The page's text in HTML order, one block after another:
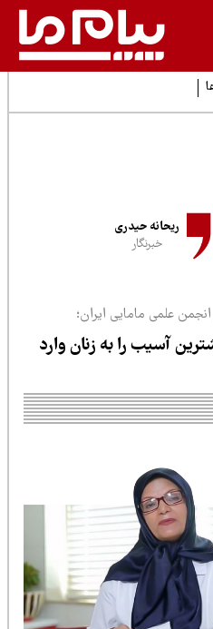
ریحانه حیدری
خبرنگار
مامایی ایران؛
را به زنان وارد